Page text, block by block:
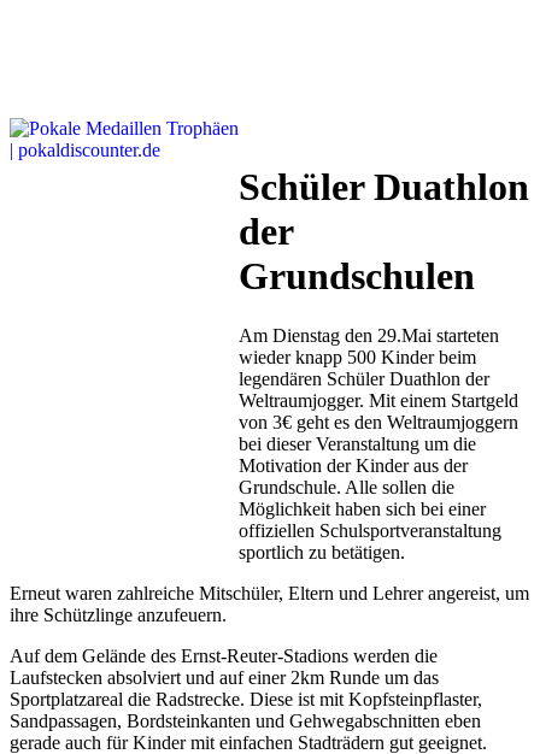
Schüler Duathlon
der
Grundschulen
Am Dienstag den 29.Mai starteten
wieder knapp 500 Kinder beim
legendären Schüler Duathlon der
Weltraumjogger. Mit einem Startgeld
von 3€ geht es den Weltraumjoggern
bei dieser Veranstaltung um die
Motivation der Kinder aus der
Grundschule. Alle sollen die
Möglichkeit haben sich bei einer
offiziellen Schulsportveranstaltung
sportlich zu betätigen.
Erneut waren zahlreiche Mitschüler, Eltern und Lehrer angereist, um
ihre Schützlinge anzufeuern.
Auf dem Gelände des Ernst-Reuter-Stadions werden die
Laufstecken absolviert und auf einer 2km Runde um das
Sportplatzareal die Radstrecke. Diese ist mit Kopfsteinpflaster,
Sandpassagen, Bordsteinkanten und Gehwegabschnitten eben
gerade auch für Kinder mit einfachen Stadträdern gut geeignet.